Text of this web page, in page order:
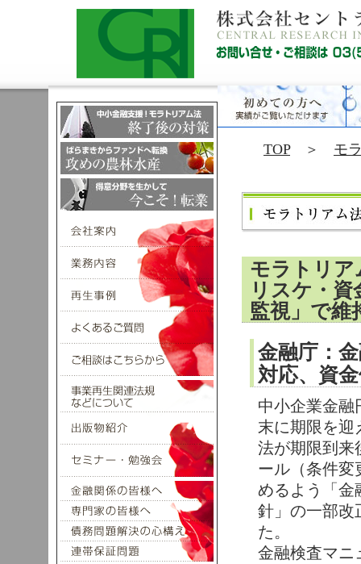
TOP＞ モ
モラトリア
リスケ・
監視」で維
金融庁：
対応、資
中小企業金融
末に期限を迎
法が期限到来
ール（条件変
めるよう「金
針」の一部改
た。
金融検査マニ